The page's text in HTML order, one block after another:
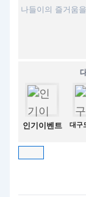
나들이의 즐거움
인기이벤트 대구